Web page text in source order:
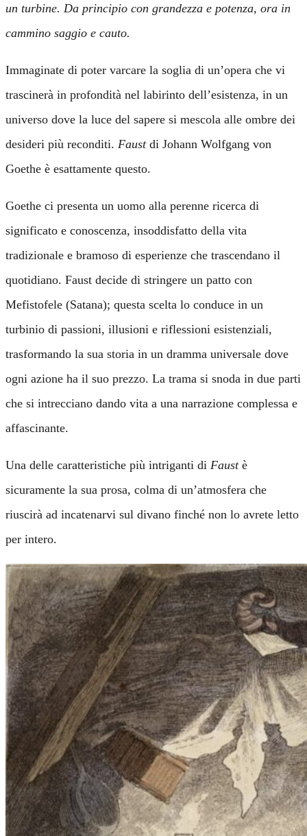
un turbine. Da principio con grandezza e potenza, ora in
cammino saggio e cauto.
Immaginate di poter varcare la soglia di un’opera che vi
trascinerà in profondità nel labirinto dell’esistenza, in un
universo dove la luce del sapere si mescola alle ombre dei
desideri più reconditi. Faustdi Johann Wolfgang von
Goethe è esattamente questo.
Goethe ci presenta un uomo alla perenne ricerca di
significato e conoscenza, insoddisfatto della vita
tradizionale e bramoso di esperienze che trascendano il
quotidiano. Faust decide di stringere un patto con
Mefistofele (Satana); questa scelta lo conduce in un
turbinio di passioni, illusioni e riflessioni esistenziali,
trasformando la sua storia in un dramma universale dove
ogni azione ha il suo prezzo. La trama si snoda in due parti
che si intrecciano dando vita a una narrazione complessa e
affascinante.
Una delle caratteristiche più intriganti di Faustè
sicuramente la sua prosa, colma di un’atmosfera che
riuscirà ad incatenarvi sul divano finché non lo avrete letto
per intero.